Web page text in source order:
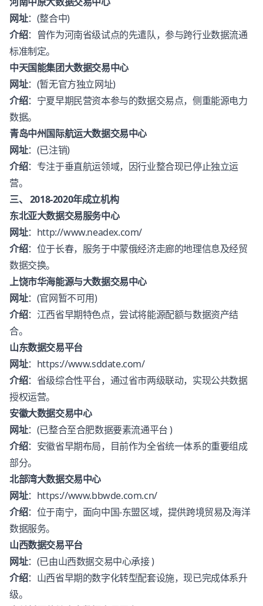
网址：(整合中)
介绍：曾作为河南省级试点的先遣队，参与跨行业数据流通
标准制定。
中天国能集团大数据交易中心
网址：(暂无官方独立网址)
介绍：宁夏早期民营资本参与的数据交易点，侧重能源电力
数据。
青岛中州国际航运大数据交易中心
网址：(已注销)
介绍：专注于垂直航运领域，因行业整合现已停止独立运
营。
三、 2018-2020年成立机构
东北亚大数据交易服务中心
网址： http://www.neadex.com/
介绍：位于长春，服务于中蒙俄经济走廊的地理信息及经贸
数据交换。
上饶市华海能源与大数据交易中心
网址：(官网暂不可用)
介绍：江西省早期特色点，尝试将能源配额与数据资产结
合。
山东数据交易平台
网址： https://www.sddate.com/
介绍：省级综合性平台，通过省市两级联动，实现公共数据
授权运营。
安徽大数据交易中心
网址：(已整合至合肥数据要素流通平台 )
介绍：安徽省早期布局，目前作为全省统一体系的重要组成
部分。
北部湾大数据交易中心
网址： https://www.bbwde.com.cn/
介绍：位于南宁，面向中国-东盟区域，提供跨境贸易及海洋
数据服务。
山西数据交易平台
网址：(已由山西数据交易中心承接 )
介绍：山西省早期的数字化转型配套设施，现已完成体系升
级。